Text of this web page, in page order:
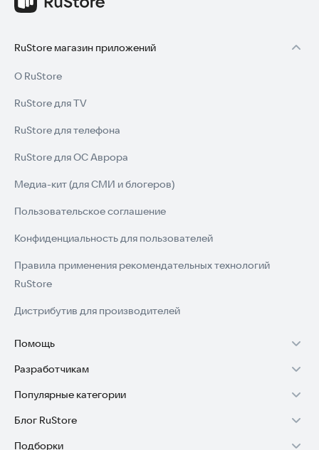
RuStore магазин приложений
О RuStore
RuStore для TV
RuStore для телефона
RuStore для ОС Аврора
Медиа-кит (для СМИ и блогеров)
Пользовательское соглашение
Конфиденциальность для пользователей
Правила применения рекомендательных технологий
RuStore
Дистрибутив для производителей
Помощь
Установка RuStore на TV
Установка RuStore на телефон
Установка RuStore в машину
Разработчикам
Зарабатывать с RuStore
Стать разработчиком
Популярные категории
Игры для Android
Блог RuStore
Подборки